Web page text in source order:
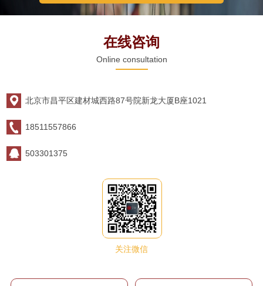
在线咨询
Online consultation
北京市昌平区建材城西路87号院新龙大厦B座1021
18511557866
503301375
关注微信